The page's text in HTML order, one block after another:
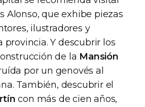
Alonso, que exhibe piezas
ilustradores y
provincia. Y descubrir los
de la Mansión
por un genovés al
También, descubrir el
con más de cien años,